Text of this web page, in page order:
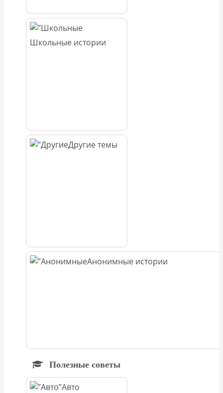
Школьные истории
Другие темы
Анонимные истории
Полезные советы
Авто